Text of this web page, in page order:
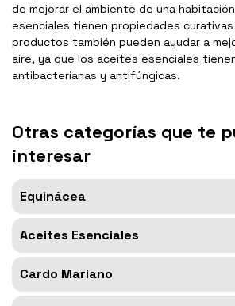
de mejorar el ambiente de una
esenciales tienen propiedades
productos también pueden ayudar a
aire, ya que los aceites esenciales
antibacterianas y antifúngicas.
Otras categorías que te
interesar
Equinácea
Aceites Esenciales
Cardo Mariano